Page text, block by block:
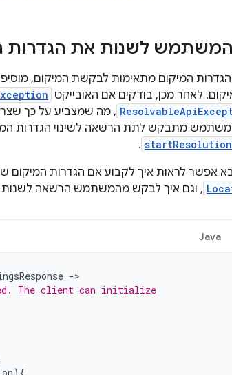
לשנות את הגדרות
המיקום מתאימות לבקשת המיקום,
לאחר מכן, בודקים אם האובייקט
, מה שמצביע על כך
מתבקש לתת הרשאה לשינוי הגדרות
.
אפשר לראות איך לקבוע אם הגדרות המיקום
, וגם איך לבקש מהמשתמש הרשאה לשנות
Java
-
The client can initialize